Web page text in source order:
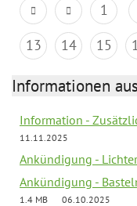
1
13
14 15
Informationen
Information -
11.11.2025
Ankündigung -
Ankündigung -
1.4 MB
06.10.2025